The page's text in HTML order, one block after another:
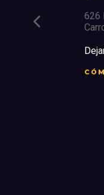
Street
GA 30117